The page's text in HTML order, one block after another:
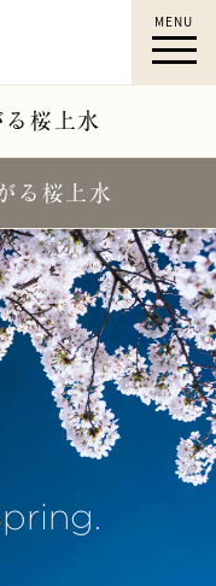
MENU
る桜上水
る桜上水